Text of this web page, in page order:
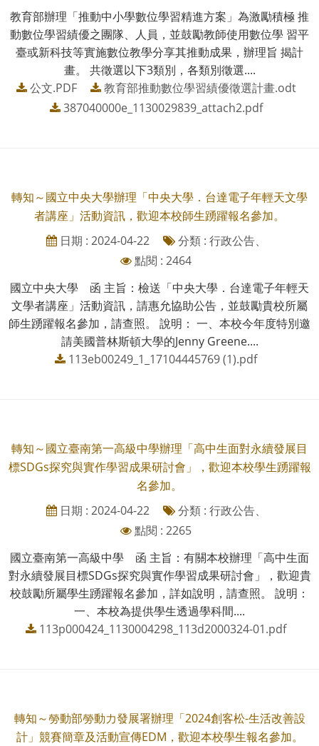
教育部辦理「推動中小學數位學習精進方案」為激勵積極 推
動數位學習績優之團隊、人員，並鼓勵教師使用數位學 習平
臺或新科技等實施數位教學分享其推動成果，辦理旨 揭計
畫。 共徵選以下3類別，各類別徵選....
公文.PDF
教育部推動數位學習績優徵選計畫.odt
387040000e_1130029839_attach2.pdf
轉知～國立中央大學辦理「中央大學．台達電子年輕天文學
者講座」活動資訊，歡迎本校師生踴躍報名參加。
日期 : 2024-04-22
分類 : 行政公告、
點閱 : 2464
國立中央大學 函 主旨：檢送「中央大學．台達電子年輕天
文學者講座」活動資訊，請惠允協助公告，並鼓勵貴校所屬
師生踴躍報名參加，請查照。 說明： 一、本校今年度特別邀
請美國普林斯頓大學的Jenny Greene....
113eb00249_1_17104445769 (1).pdf
轉知～國立臺南第一高級中學辦理「高中生面對永續發展目
標SDGs探究與實作學習成果研討會」，歡迎本校學生踴躍報
名參加。
日期 : 2024-04-22
分類 : 行政公告、
點閱 : 2265
國立臺南第一高級中學 函 主旨：有關本校辦理「高中生面
對永續發展目標SDGs探究與實作學習成果研討會」，歡迎貴
校鼓勵所屬學生踴躍報名參加，詳如說明，請查照。 說明：
一、本校為提供學生透過學科間....
113p000424_1130004298_113d2000324-01.pdf
轉知～勞動部勞動力發展署辦理「2024創客松-生活改善設
計」競賽簡章及活動宣傳EDM，歡迎本校學生報名參加。